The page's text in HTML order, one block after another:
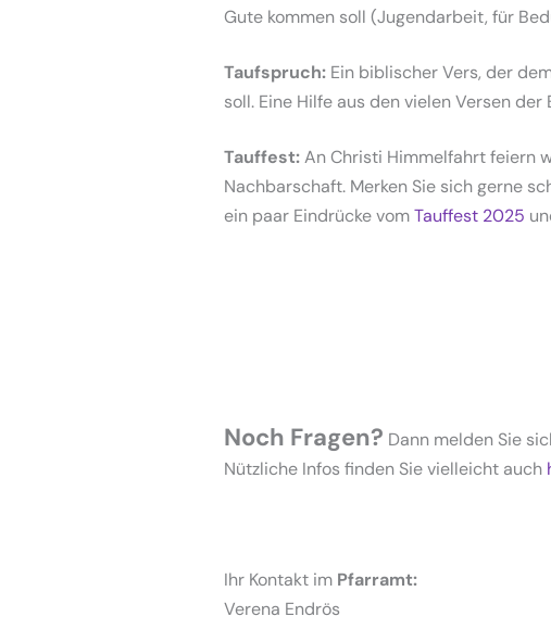
Gute kommen soll (Jugendarbeit, für
Taufspruch: Ein biblischer Vers, der
soll. Eine Hilfe aus den vielen Versen
Tauffest:An Christi Himmelfahrt feiern
Nachbarschaft. Merken Sie sich gerne
ein paar Eindrücke vomTauffest 2025
Noch Fragen? Dann melden Sie
Nützliche Infos finden Sie vielleicht auch
Ihr Kontakt im Pfarramt:
Verena Endrös